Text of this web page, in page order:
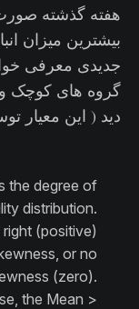
هفته گذشته
بیشترین میزان
جدیدی معرفی
گروه های کوچک
دید ( این معیار
the degree of
distribution.
(positive)
or no
(zero).
the Mean >